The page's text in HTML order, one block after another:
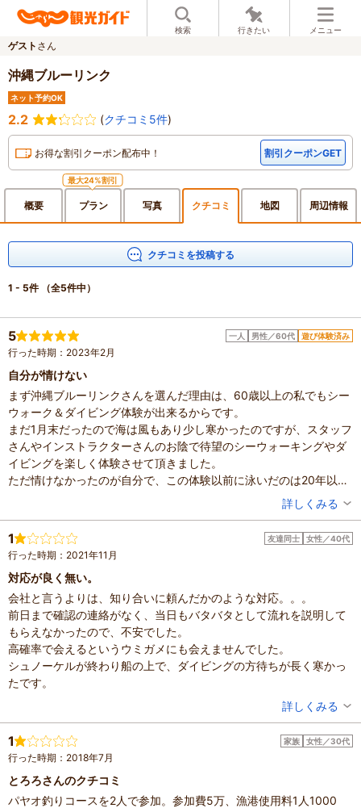
検索 行きたい メニュー
ゲスト さん
沖縄ブルーリンク
ネット予約OK
2.2 (クチコミ5件)
お得な割引クーポン配布中！ 割引クーポンGET
概要
最大24%割引
プラン 写真 クチコミ 地図 周辺情報
クチコミを投稿する
1 - 5件 （全5件中）
5 一人 男性／60代 遊び体験済み
行った時期：2023年2月
自分が情けない
まず沖縄ブルーリンクさんを選んだ理由は、60歳以上の私でもシー
ウォーク＆ダイビング体験が出来るからです。
まだ1月末だったので海は風もあり少し寒かったのですが、スタッフ
さんやインストラクターさんのお陰で待望のシーウォーキングやダ
イビングを楽しく体験させて頂きました。
ただ情けなかったのが自分で、この体験以前に泳いだのは20年以上
前でプールで泳ぎの練習をして望めばよかったと反省しています。
滞在時間：1～2時間
設備の有無：駐車場、トイレ
投稿日：2023年2月3日
詳しくみる
1 友達同士 女性／40代
行った時期：2021年11月
対応が良く無い。
会社と言うよりは、知り合いに頼んだかのような対応。。。
前日まで確認の連絡がなく、当日もバタバタとして流れを説明して
もらえなかったので、不安でした。
高確率で会えるというウミガメにも会えませんでした。
シュノーケルが終わり船の上で、ダイビングの方待ちが長く寒かっ
たです。
滞在時間：2～3時間
人数：2人
設備の有無：トイレ
投稿日：2021年11月28日
詳しくみる
1 家族 女性／30代
行った時期：2018年7月
とろろさんのクチコミ
パヤオ釣りコースを2人で参加。参加費5万、漁港使用料1人1000